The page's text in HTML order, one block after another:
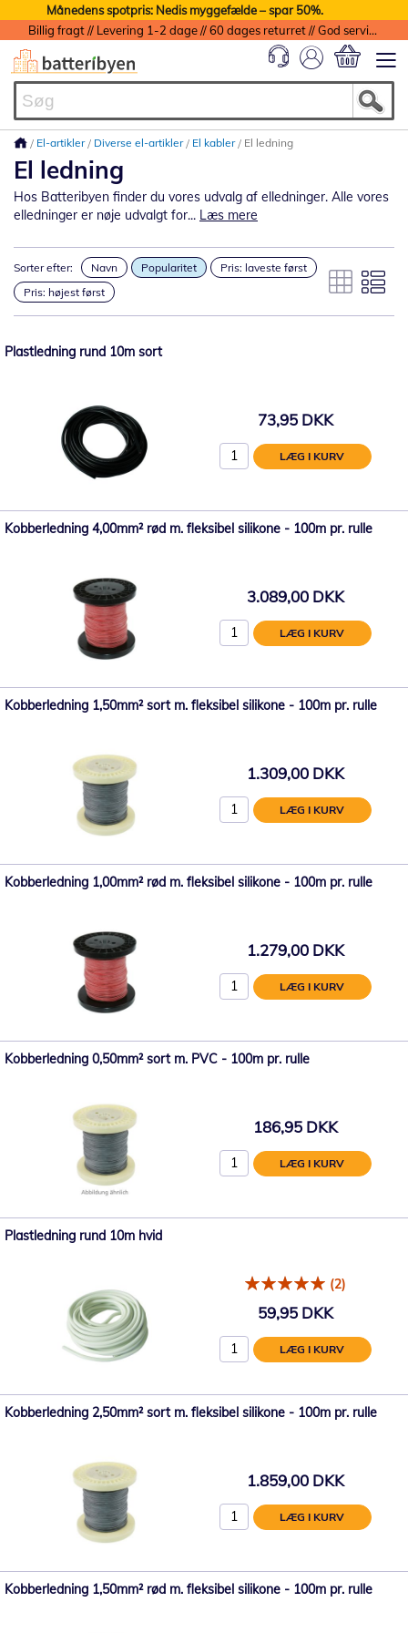
Månedens spotpris: Nedis myggefælde – spar 50%.
Billig fragt // Levering 1-2 dage // 60 dages returret // God service med garanti
El-artikler Diverse el-artikler El kabler El ledning
El ledning
Hos Batteribyen finder du vores udvalg af elledninger. Alle vores
elledninger er nøje udvalgt for... Læs mere
Sorter efter: Navn Popularitet
Pris: laveste først
Pris: højest først
Plastledning rund 10m sort
73,95 DKK
LÆG I KURV
Kobberledning 4,00mm² rød m. fleksibel silikone - 100m pr. rulle
3.089,00 DKK
LÆG I KURV
Kobberledning 1,50mm² sort m. fleksibel silikone - 100m pr. rulle
1.309,00 DKK
LÆG I KURV
Kobberledning 1,00mm² rød m. fleksibel silikone - 100m pr. rulle
1.279,00 DKK
LÆG I KURV
Kobberledning 0,50mm² sort m. PVC - 100m pr. rulle
186,95 DKK
LÆG I KURV
Plastledning rund 10m hvid
(2)
59,95 DKK
LÆG I KURV
Kobberledning 2,50mm² sort m. fleksibel silikone - 100m pr. rulle
1.859,00 DKK
LÆG I KURV
Kobberledning 1,50mm² rød m. fleksibel silikone - 100m pr. rulle